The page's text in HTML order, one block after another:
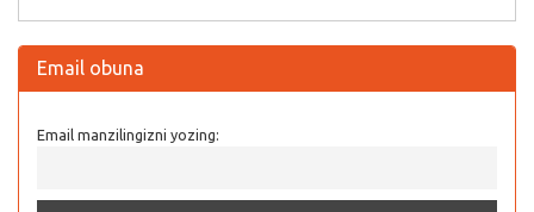
Email obuna
Email manzilingizni yozing: